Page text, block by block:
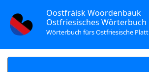
Oostfräisk Woordenbauk
Ostfriesisches Wörterbuch
Wörterbuch fürs Ostfriesische Platt